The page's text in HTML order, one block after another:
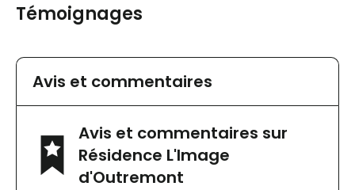
Témoignages
Avis et commentaires
Avis et commentaires sur
Résidence L'Image
d'Outremont